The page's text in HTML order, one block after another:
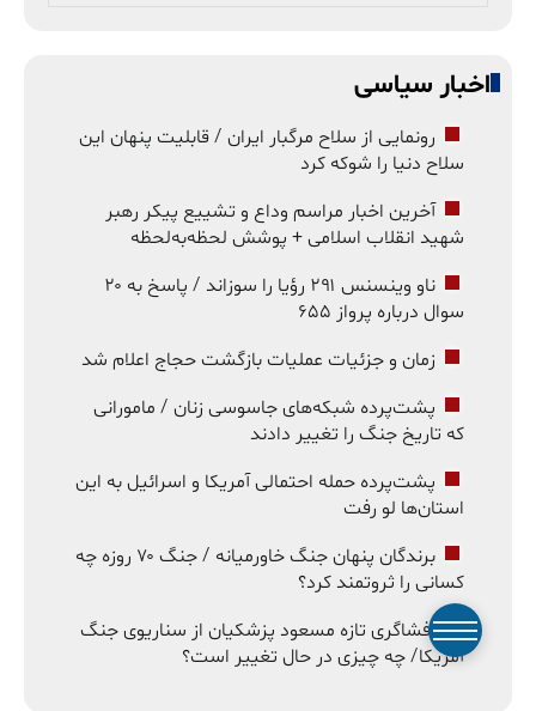
اخبار سیاسی
رونمایی از سلاح مرگبار ایران / قابلیت پنهان این
سلاح دنیا را شوکه کرد
آخرین اخبار مراسم وداع و تشییع پیکر رهبر
شهید انقلاب اسلامی + پوشش لحظه‌به‌لحظه
ناو وینسنس ۲۹۱ رؤیا را سوزاند / پاسخ به ۲۰
سوال درباره پرواز ۶۵۵
زمان و جزئیات عملیات بازگشت حجاج اعلام شد
پشت‌پرده شبکه‌های جاسوسی زنان / مامورانی
که تاریخ جنگ را تغییر دادند
پشت‌پرده حمله احتمالی آمریکا و اسرائیل به این
استان‌ها لو رفت
برندگان پنهان جنگ خاورمیانه / جنگ ۷۰ روزه چه
کسانی را ثروتمند کرد؟
افشاگری تازه مسعود پزشکیان از سناریوی جنگ
آمریکا/ چه چیزی در حال تغییر است؟